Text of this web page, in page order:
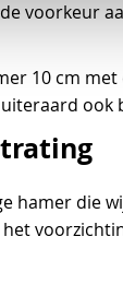
voorkeur
10 cm
hamer die
het